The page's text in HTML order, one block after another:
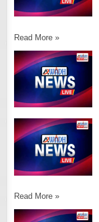
Read More »
Read More »